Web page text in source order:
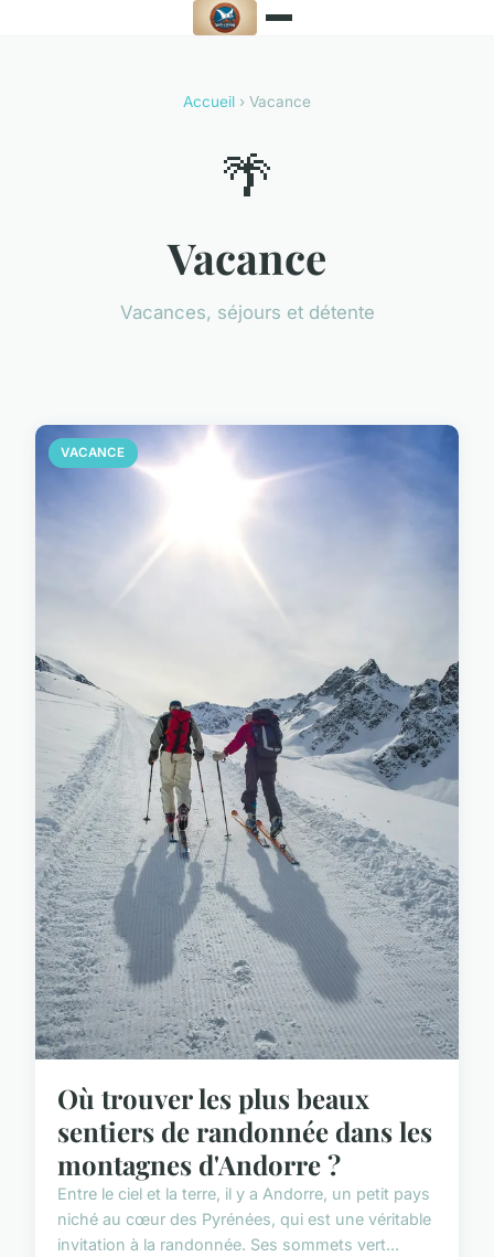
Accueil › Vacance
🌴
Vacance
Vacances, séjours et détente
VACANCE
Où trouver les plus beaux
sentiers de randonnée dans les
montagnes d'Andorre ?
Entre le ciel et la terre, il y a Andorre, un petit pays
niché au cœur des Pyrénées, qui est une véritable
invitation à la randonnée. Ses sommets vert...